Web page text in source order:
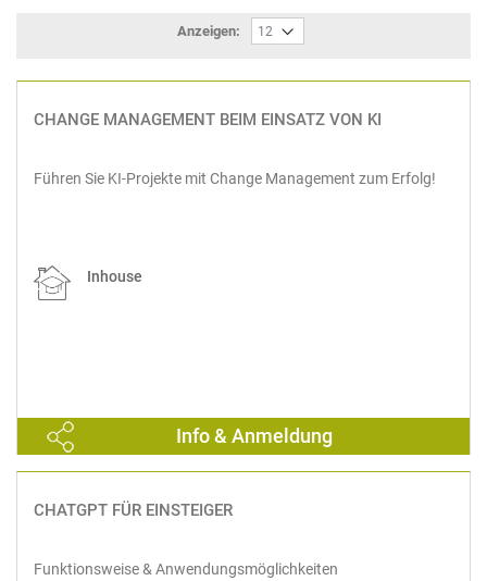
Anzeigen:
CHANGE MANAGEMENT BEIM EINSATZ VON KI
Führen Sie KI-Projekte mit Change Management zum Erfolg!
Inhouse
Info & Anmeldung
CHATGPT FÜR EINSTEIGER
Funktionsweise & Anwendungsmöglichkeiten